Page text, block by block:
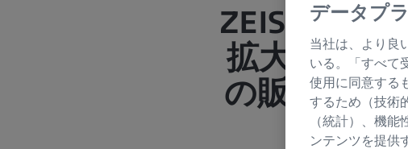
ZEISS、眼
拡大ZEISS
の販売を開
データプ
当社は、より良
いる。「すべて
使用に同意する
するため（技術
（統計）、機
ンテンツを提供